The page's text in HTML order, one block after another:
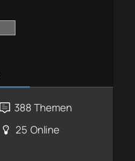
388 Themen
25 Online